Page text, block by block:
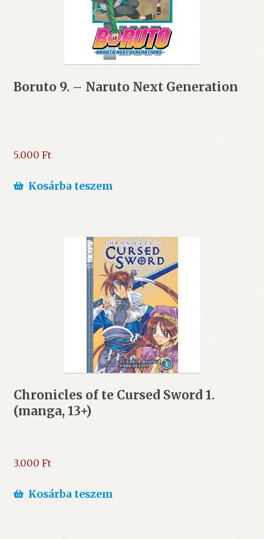
Boruto 9. – Naruto Next Generation
5.000 Ft
Kosárba teszem
Chronicles of te Cursed Sword 1.
(manga, 13+)
3.000 Ft
Kosárba teszem